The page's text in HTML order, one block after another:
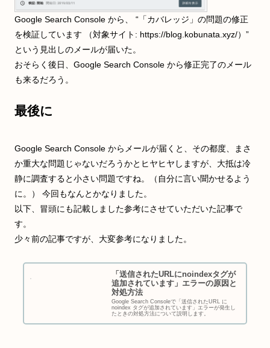
Google Search Console から、 “「カバレッジ」の問題の修正
を検証しています （対象サイト: https://blog.kobunata.xyz/）”
という見出しのメールが届いた。
おそらく後日、Google Search Console から修正完了のメール
も来るだろう。
最後に
Google Search Console からメールが届くと、その都度、まさ
か重大な問題じゃないだろうかとヒヤヒヤしますが、大抵は冷
静に調査すると小さい問題ですね。（自分に言い聞かせるよう
に。） 今回もなんとかなりました。
以下、冒頭にも記載しました参考にさせていただいた記事で
す。
少々前の記事ですが、大変参考になりました。
「送信されたURLにnoindexタグが
追加されています」エラーの原因と
対処方法
Google Search Consoleで「送信されたURL に
noindex タグが追加されています」エラーが発生し
たときの対処方法について説明します。